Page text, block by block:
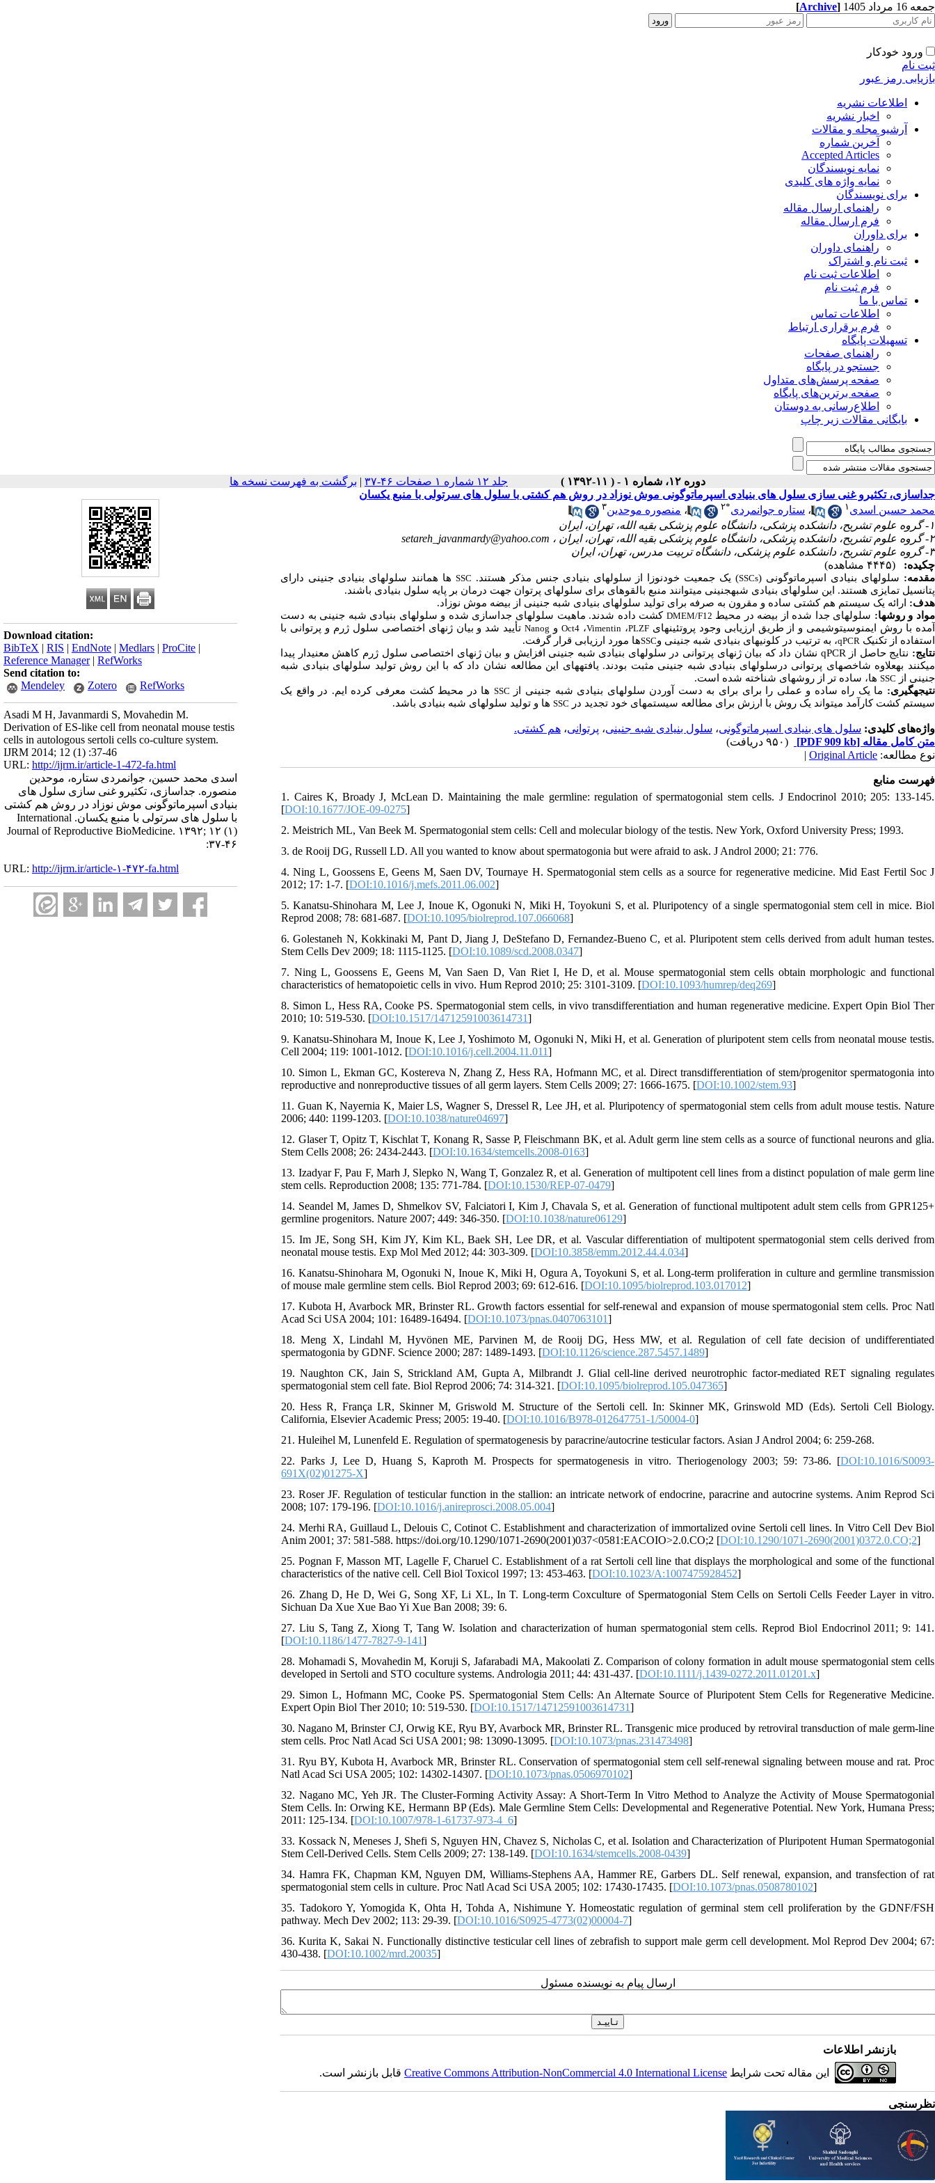
جمعه 16 مرداد 1405 [Archive]
ورود خودکار
ثبت نام
بازیابی رمز عبور
اطلاعات نشریه
اخبار نشریه
آرشیو مجله و مقالات
آخرین شماره
Accepted Articles
نمایه نویسندگان
نمایه واژه های کلیدی
برای نویسندگان
راهنمای ارسال مقاله
فرم ارسال مقاله
برای داوران
راهنمای داوران
ثبت نام و اشتراک
اطلاعات ثبت نام
فرم ثبت نام
تماس با ما
اطلاعات تماس
فرم برقراری ارتباط
تسهیلات پایگاه
راهنمای صفحات
جستجو در پایگاه
صفحه پرسش‌های متداول
صفحه برترین‌های پایگاه
اطلاع‌رسانی به دوستان
بایگانی مقالات زیر چاپ
دوره ۱۲، شماره ۱ - ( ۱۱-۱۳۹۲ ) جلد ۱۲ شماره ۱ صفحات ۴۶-۳۷ | برگشت به فهرست نسخه ها
Download citation:
BibTeX | RIS | EndNote | Medlars | ProCite |
Reference Manager| RefWorks
Send citation to:
Mendeley
Zotero RefWorks
Asadi M H, Javanmardi S, Movahedin M.
Derivation of ES-like cell from neonatal mouse testis
cells in autologous sertoli cells co-culture system.
IJRM 2014; 12 (1) :37-46
URL: http://ijrm.ir/article-1-472-fa.html
اسدی محمد حسین، جوانمردی ستاره، موحدین
منصوره. جداسازی، تکثیرو غنی سازی سلول های
بنیادی اسپرماتوگونی موش نوزاد در روش هم کشتی
با سلول های سرتولی با منبع یکسان. International
Journal of Reproductive BioMedicine. ۱۳۹۲; ۱۲ (۱)
:۳۷-۴۶
URL: http://ijrm.ir/article-۱-۴۷۲-fa.html
جداسازی، تکثیرو غنی سازی سلول های بنیادی اسپرماتوگونی موش نوزاد در روش هم کشتی با سلول های سرتولی با منبع یکسان
محمد حسین اسدی ۱ ، ستاره جوانمردی*۲ ، منصوره موحدین۳
۱- گروه علوم تشریح، دانشکده پزشکی، دانشگاه علوم پزشکی بقیه الله، تهران، ایران
۲- گروه علوم تشریح، دانشکده پزشکی، دانشگاه علوم پزشکی بقیه الله، تهران، ایران ،
setareh_javanmardy@yahoo.com
۳- گروه علوم تشریح، دانشکده علوم پزشکی، دانشگاه تربیت مدرس، تهران، ایران
چکیده:
(۴۴۴۵ مشاهده)
مقدمه: سلول­های بنیادی اسپرماتوگونی (SSCs) یک جمعیت خودنوزا از سلول­های بنیادی جنس مذکر هستند. SSC ها همانند سلول­های بنیادی جنینی دارای
پتانسیل تمایزی هستند. این سلول­های بنیادی شبه­جنینی می­توانند منبع بالقوه­ای برای سلول­های پرتوان جهت درمان بر پایه سلول بنیادی باشند.
هدف: ارائه یک سیستم هم کشتی ساده و مقرون به صرفه برای تولید سلول­های بنیادی شبه جنینی از بیضه موش نوزاد.
مواد و روش­ها: سلول­های جدا شده از بیضه در محیط DMEM/F12 کشت داده شدند. ماهیت سلول­های جداسازی شده و سلول­های بنیادی شبه جنینی به دست
آمده با روش ایمنوسیتوشیمی و از طریق ارزیابی وجود پروتئین­هایPLZF، Vimentin، Oct4و Nanogتأیید شد و بیان ژن­های اختصاصی سلول ژرم و پرتوانی با
استفاده از تکنیک qPCR، به ترتیب در کلونی­های بنیادی شبه جنینی وSSCها مورد ارزیابی قرار گرفت.
نتایج: نتایج حاصل از qPCR نشان داد که بیان ژن­های پرتوانی در سلول­های بنیادی شبه جنینی افزایش و بیان ژن­های اختصاصی سلول ژرم کاهش معنی­دار پیدا
می­کنند به­علاوه شاخص­های پرتوانی درسلول­های بنیادی شبه جنینی مثبت بودند. یافته­های این مطالعه نشان داد که با این روش تولید سلول­های بنیادی شبه
جنینی از SSC ها، ساده تر از روش­های شناخته شده است.
نتیجه­گیری: ما یک راه ساده و عملی را برای برای به دست آوردن سلول­های بنیادی شبه جنینی از SSC ها در محیط کشت معرفی کرده ایم. در واقع یک
سیستم کشت کارآمد می­تواند یک روش با ارزش برای مطالعه سیستم­های خود تجدید در SSC ها و تولید سلول­های شبه بنیادی باشد.
واژه‌های کلیدی: سلول های بنیادی اسپرماتوگونی، سلول بنیادی شبه جنینی، پرتوانی، هم کشتی.
متن کامل مقاله [PDF 909 kb]
(۹۵۰ دریافت)
نوع مطالعه: Original Article
|
فهرست منابع
1. Caires K, Broady J, McLean D. Maintaining the male germline: regulation of spermatogonial stem cells. J Endocrinol 2010; 205: 133-145.
[DOI:10.1677/JOE-09-0275]
2. Meistrich ML, Van Beek M. Spermatogonial stem cells: Cell and molecular biology of the testis. New York, Oxford University Press; 1993.
3. de Rooij DG, Russell LD. All you wanted to know about spermatogonia but were afraid to ask. J Androl 2000; 21: 776.
4. Ning L, Goossens E, Geens M, Saen DV, Tournaye H. Spermatogonial stem cells as a source for regenerative medicine. Mid East Fertil Soc J
2012; 17: 1-7. [DOI:10.1016/j.mefs.2011.06.002]
5. Kanatsu-Shinohara M, Lee J, Inoue K, Ogonuki N, Miki H, Toyokuni S, et al. Pluripotency of a single spermatogonial stem cell in mice. Biol
Reprod 2008; 78: 681-687. [DOI:10.1095/biolreprod.107.066068]
6. Golestaneh N, Kokkinaki M, Pant D, Jiang J, DeStefano D, Fernandez-Bueno C, et al. Pluripotent stem cells derived from adult human testes.
Stem Cells Dev 2009; 18: 1115-1125. [DOI:10.1089/scd.2008.0347]
7. Ning L, Goossens E, Geens M, Van Saen D, Van Riet I, He D, et al. Mouse spermatogonial stem cells obtain morphologic and functional
characteristics of hematopoietic cells in vivo. Hum Reprod 2010; 25: 3101-3109. [DOI:10.1093/humrep/deq269]
8. Simon L, Hess RA, Cooke PS. Spermatogonial stem cells, in vivo transdifferentiation and human regenerative medicine. Expert Opin Biol Ther
2010; 10: 519-530. [DOI:10.1517/14712591003614731]
9. Kanatsu-Shinohara M, Inoue K, Lee J, Yoshimoto M, Ogonuki N, Miki H, et al. Generation of pluripotent stem cells from neonatal mouse testis.
Cell 2004; 119: 1001-1012. [DOI:10.1016/j.cell.2004.11.011]
10. Simon L, Ekman GC, Kostereva N, Zhang Z, Hess RA, Hofmann MC, et al. Direct transdifferentiation of stem/progenitor spermatogonia into
reproductive and nonreproductive tissues of all germ layers. Stem Cells 2009; 27: 1666-1675. [DOI:10.1002/stem.93]
11. Guan K, Nayernia K, Maier LS, Wagner S, Dressel R, Lee JH, et al. Pluripotency of spermatogonial stem cells from adult mouse testis. Nature
2006; 440: 1199-1203. [DOI:10.1038/nature04697]
12. Glaser T, Opitz T, Kischlat T, Konang R, Sasse P, Fleischmann BK, et al. Adult germ line stem cells as a source of functional neurons and glia.
Stem Cells 2008; 26: 2434-2443. [DOI:10.1634/stemcells.2008-0163]
13. Izadyar F, Pau F, Marh J, Slepko N, Wang T, Gonzalez R, et al. Generation of multipotent cell lines from a distinct population of male germ line
stem cells. Reproduction 2008; 135: 771-784. [DOI:10.1530/REP-07-0479]
14. Seandel M, James D, Shmelkov SV, Falciatori I, Kim J, Chavala S, et al. Generation of functional multipotent adult stem cells from GPR125+
germline progenitors. Nature 2007; 449: 346-350. [DOI:10.1038/nature06129]
15. Im JE, Song SH, Kim JY, Kim KL, Baek SH, Lee DR, et al. Vascular differentiation of multipotent spermatogonial stem cells derived from
neonatal mouse testis. Exp Mol Med 2012; 44: 303-309. [DOI:10.3858/emm.2012.44.4.034]
16. Kanatsu-Shinohara M, Ogonuki N, Inoue K, Miki H, Ogura A, Toyokuni S, et al. Long-term proliferation in culture and germline transmission
of mouse male germline stem cells. Biol Reprod 2003; 69: 612-616. [DOI:10.1095/biolreprod.103.017012]
17. Kubota H, Avarbock MR, Brinster RL. Growth factors essential for self-renewal and expansion of mouse spermatogonial stem cells. Proc Natl
Acad Sci USA 2004; 101: 16489-16494. [DOI:10.1073/pnas.0407063101]
18. Meng X, Lindahl M, Hyvönen ME, Parvinen M, de Rooij DG, Hess MW, et al. Regulation of cell fate decision of undifferentiated
spermatogonia by GDNF. Science 2000; 287: 1489-1493. [DOI:10.1126/science.287.5457.1489]
19. Naughton CK, Jain S, Strickland AM, Gupta A, Milbrandt J. Glial cell-line derived neurotrophic factor-mediated RET signaling regulates
spermatogonial stem cell fate. Biol Reprod 2006; 74: 314-321. [DOI:10.1095/biolreprod.105.047365]
20. Hess R, França LR, Skinner M, Griswold M. Structure of the Sertoli cell. In: Skinner MK, Grinswold MD (Eds). Sertoli Cell Biology.
California, Elsevier Academic Press; 2005: 19-40. [DOI:10.1016/B978-012647751-1/50004-0]
21. Huleihel M, Lunenfeld E. Regulation of spermatogenesis by paracrine/autocrine testicular factors. Asian J Androl 2004; 6: 259-268.
22. Parks J, Lee D, Huang S, Kaproth M. Prospects for spermatogenesis in vitro. Theriogenology 2003; 59: 73-86. [DOI:10.1016/S0093-
691X(02)01275-X]
23. Roser JF. Regulation of testicular function in the stallion: an intricate network of endocrine, paracrine and autocrine systems. Anim Reprod Sci
2008; 107: 179-196. [DOI:10.1016/j.anireprosci.2008.05.004]
24. Merhi RA, Guillaud L, Delouis C, Cotinot C. Establishment and characterization of immortalized ovine Sertoli cell lines. In Vitro Cell Dev Biol
Anim 2001; 37: 581-588. https://doi.org/10.1290/1071-2690(2001)037<0581:EACOIO>2.0.CO;2 [DOI:10.1290/1071-2690(2001)0372.0.CO;2]
25. Pognan F, Masson MT, Lagelle F, Charuel C. Establishment of a rat Sertoli cell line that displays the morphological and some of the functional
characteristics of the native cell. Cell Biol Toxicol 1997; 13: 453-463. [DOI:10.1023/A:1007475928452]
26. Zhang D, He D, Wei G, Song XF, Li XL, In T. Long-term Coxculture of Spermatogonial Stem Cells on Sertoli Cells Feeder Layer in vitro.
Sichuan Da Xue Xue Bao Yi Xue Ban 2008; 39: 6.
27. Liu S, Tang Z, Xiong T, Tang W. Isolation and characterization of human spermatogonial stem cells. Reprod Biol Endocrinol 2011; 9: 141.
[DOI:10.1186/1477-7827-9-141]
28. Mohamadi S, Movahedin M, Koruji S, Jafarabadi MA, Makoolati Z. Comparison of colony formation in adult mouse spermatogonial stem cells
developed in Sertoli and STO coculture systems. Andrologia 2011; 44: 431-437. [DOI:10.1111/j.1439-0272.2011.01201.x]
29. Simon L, Hofmann MC, Cooke PS. Spermatogonial Stem Cells: An Alternate Source of Pluripotent Stem Cells for Regenerative Medicine.
Expert Opin Biol Ther 2010; 10: 519-530. [DOI:10.1517/14712591003614731]
30. Nagano M, Brinster CJ, Orwig KE, Ryu BY, Avarbock MR, Brinster RL. Transgenic mice produced by retroviral transduction of male germ-line
stem cells. Proc Natl Acad Sci USA 2001; 98: 13090-13095. [DOI:10.1073/pnas.231473498]
31. Ryu BY, Kubota H, Avarbock MR, Brinster RL. Conservation of spermatogonial stem cell self-renewal signaling between mouse and rat. Proc
Natl Acad Sci USA 2005; 102: 14302-14307. [DOI:10.1073/pnas.0506970102]
32. Nagano MC, Yeh JR. The Cluster-Forming Activity Assay: A Short-Term In Vitro Method to Analyze the Activity of Mouse Spermatogonial
Stem Cells. In: Orwing KE, Hermann BP (Eds). Male Germline Stem Cells: Developmental and Regenerative Potential. New York, Humana Press;
2011: 125-134. [DOI:10.1007/978-1-61737-973-4_6]
33. Kossack N, Meneses J, Shefi S, Nguyen HN, Chavez S, Nicholas C, et al. Isolation and Characterization of Pluripotent Human Spermatogonial
Stem Cell‐Derived Cells. Stem Cells 2009; 27: 138-149. [DOI:10.1634/stemcells.2008-0439]
34. Hamra FK, Chapman KM, Nguyen DM, Williams-Stephens AA, Hammer RE, Garbers DL. Self renewal, expansion, and transfection of rat
spermatogonial stem cells in culture. Proc Natl Acad Sci USA 2005; 102: 17430-17435. [DOI:10.1073/pnas.0508780102]
35. Tadokoro Y, Yomogida K, Ohta H, Tohda A, Nishimune Y. Homeostatic regulation of germinal stem cell proliferation by the GDNF/FSH
pathway. Mech Dev 2002; 113: 29-39. [DOI:10.1016/S0925-4773(02)00004-7]
36. Kurita K, Sakai N. Functionally distinctive testicular cell lines of zebrafish to support male germ cell development. Mol Reprod Dev 2004; 67:
430-438. [DOI:10.1002/mrd.20035]
ارسال پیام به نویسنده مسئول
بازنشر اطلاعات
این مقاله تحت شرایط Creative Commons Attribution-NonCommercial 4.0 International Licenseقابل بازنشر است.
نظرسنجی